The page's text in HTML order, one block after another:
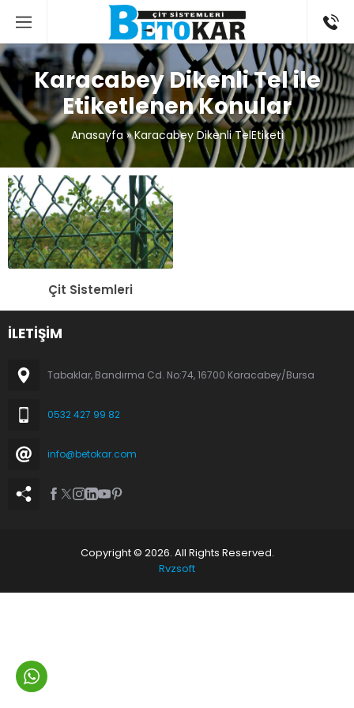
Karacabey Dikenli Tel ile
Etiketlenen Konular
Anasayfa »Karacabey Dikenli TelEtiketi
Çit Sistemleri
İLETİŞİM
Tabaklar, Bandırma Cd. No:74, 16700 Karacabey/Bursa
0532 427 99 82
info@betokar.com
Copyright © 2026. All Rights Reserved.
Rvzsoft